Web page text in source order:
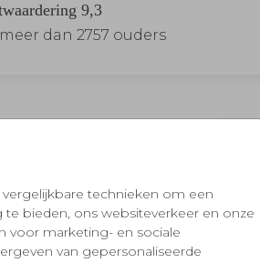
technieken om een
bieden, ons websiteverkeer en onze
voor marketing- en sociale
van gepersonaliseerde
9,3
dan 2757 ouders
betalen